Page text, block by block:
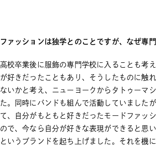
ファッションは独学とのことですが、なぜ専
高校卒業後に服飾の専門学校に入ることも考
が好きだったこともあり、そうしたものに触
ないかと考え、ニューヨークからタトゥーマ
た。同時にバンドも組んで活動していました
て、自分がもともと好きだったモードファッ
ので、今なら自分が好きな表現ができると思
というブランドを起ち上げました。それを機